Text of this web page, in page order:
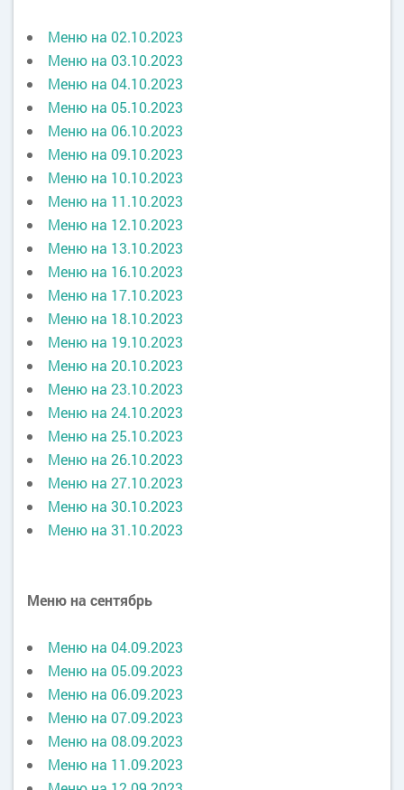
Меню на 02.10.2023
Меню на 03.10.2023
Меню на 04.10.2023
Меню на 05.10.2023
Меню на 06.10.2023
Меню на 09.10.2023
Меню на 10.10.2023
Меню на 11.10.2023
Меню на 12.10.2023
Меню на 13.10.2023
Меню на 16.10.2023
Меню на 17.10.2023
Меню на 18.10.2023
Меню на 19.10.2023
Меню на 20.10.2023
Меню на 23.10.2023
Меню на 24.10.2023
Меню на 25.10.2023
Меню на 26.10.2023
Меню на 27.10.2023
Меню на 30.10.2023
Меню на 31.10.2023
Меню на сентябрь
Меню на 04.09.2023
Меню на 05.09.2023
Меню на 06.09.2023
Меню на 07.09.2023
Меню на 08.09.2023
Меню на 11.09.2023